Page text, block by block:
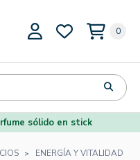
0
sólido en stick
ENERGÍA Y VITALIDAD